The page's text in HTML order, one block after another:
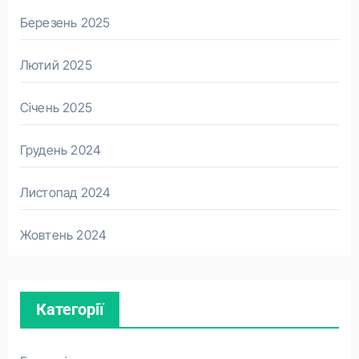
Березень 2025
Лютий 2025
Січень 2025
Грудень 2024
Листопад 2024
Жовтень 2024
Категорії